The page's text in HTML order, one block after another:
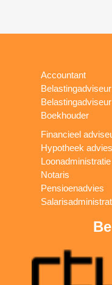
Accountant
Belastingadviseur
Boekhouder
Financieel
Hypotheek advies
Notaris
Pensioenadvies